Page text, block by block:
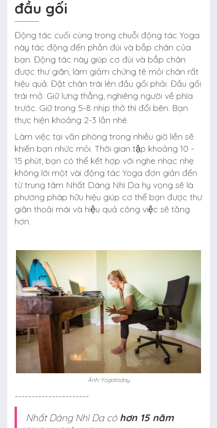
đầu gối
Động tác cuối cùng trong chuỗi động tác Yoga
này tác động đến phần đùi và bắp chân của
bạn. Động tác này giúp cơ đùi và bắp chân
được thư giãn, làm giảm chứng tê mỏi chân rất
hiệu quả. Đặt chân trái lên đầu gối phải. Đầu gối
trái mở. Giữ lưng thẳng, nghiêng người về phía
trước. Giữ trong 5-8 nhịp thở thì đổi bên. Bạn
thực hiện khoảng 2-3 lần nhé.
Làm việc tại văn phòng trong nhiều giờ liền sẽ
khiến bạn nhức mỏi. Thời gian tập khoảng 10 -
15 phút, bạn có thể kết hợp với nghe nhạc nhẹ
không lời một vài động tác Yoga đơn giản đến
từ trung tâm Nhất Dáng Nhì Da hy vọng sẽ là
phương pháp hữu hiệu giúp cơ thể bạn được thư
giãn thoải mái và hiệu quả công việc sẽ tăng
hơn.
Ảnh: Yogatoday
----------------------
Nhất Dáng Nhì Da có hơn 15 năm